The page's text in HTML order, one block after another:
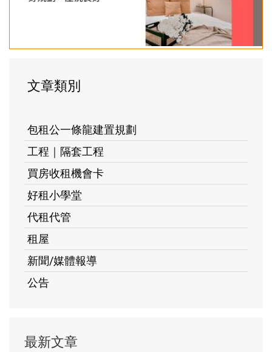
文章類別
包租公一條龍建置規劃
工程｜隔套工程
買房收租機會卡
好租小學堂
代租代管
租屋
新聞/媒體報導
公告
最新文章